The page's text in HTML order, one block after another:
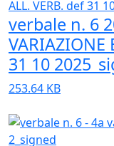
verbale n. 6
VARIAZIONE
31 10
253.64 KB